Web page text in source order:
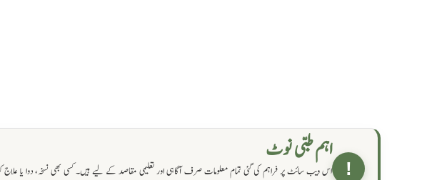
!
اہم طبی نوٹ
اس ویب سائٹ پر فراہم کی گئی تمام معلومات صرف آگاہی اور تعلیمی مقاصد کے لیے ہیں۔ کسی بھی نسخہ، دوا یا